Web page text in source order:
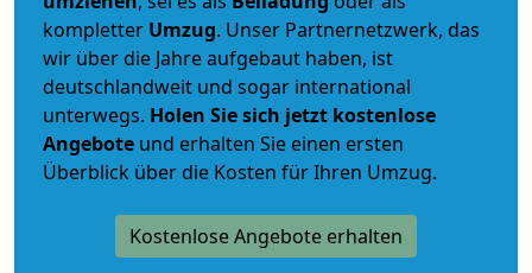
kompletter Umzug. Unser Partnernetzwerk, das
wir über die Jahre aufgebaut haben, ist
deutschlandweit und sogar international
unterwegs. Holen Sie sich jetzt kostenlose
Angebote und erhalten Sie einen ersten
Überblick über die Kosten für Ihren Umzug.
Kostenlose Angebote erhalten